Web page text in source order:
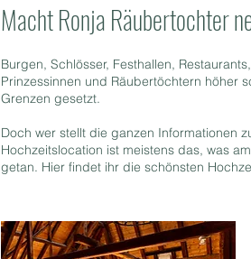
Macht Ronja Räubertochter
Burgen, Schlösser, Festhallen,
Prinzessinnen und Räubertöchtern höher
Grenzen gesetzt.
Doch wer stellt die ganzen Informationen
Hochzeitslocation ist meistens das, was
getan. Hier findet ihr die schönsten